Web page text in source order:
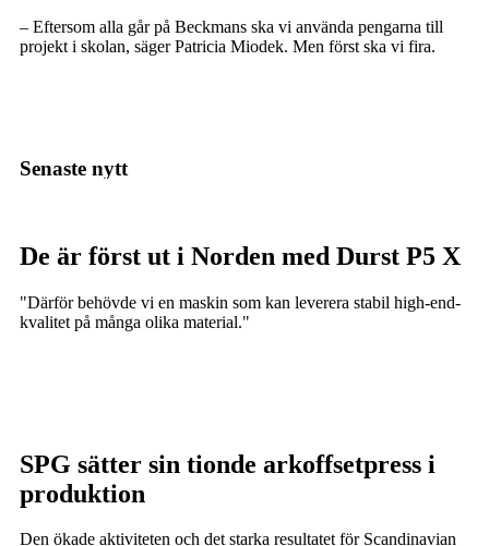
– Eftersom alla går på Beckmans ska vi använda pengarna till
projekt i skolan, säger Patricia Miodek. Men först ska vi fira.
Senaste nytt
De är först ut i Norden med Durst P5 X
"Därför behövde vi en maskin som kan leverera stabil high-end-
kvalitet på många olika material."
SPG sätter sin tionde arkoffsetpress i
produktion
Den ökade aktiviteten och det starka resultatet för Scandinavian